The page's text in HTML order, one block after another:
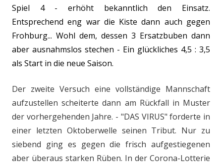
Spiel 4 - erhöht bekanntlich den Einsatz.
Entsprechend eng war die Kiste dann auch gegen
Frohburg... Wohl dem, dessen 3 Ersatzbuben dann
aber ausnahmslos stechen - Ein glückliches 4,5 : 3,5
als Start in die neue Saison.
Der zweite Versuch eine vollständige Mannschaft
aufzustellen scheiterte dann am Rückfall in Muster
der vorhergehenden Jahre. - "DAS VIRUS" forderte in
einer letzten Oktoberwelle seinen Tribut. Nur zu
siebend ging es gegen die frisch aufgestiegenen
aber überaus starken Rüben. In der Corona-Lotterie